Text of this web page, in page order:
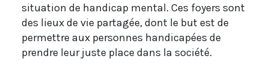
situation de handicap mental. Ces foyers sont
des lieux de vie partagée, dont le but est de
permettre aux personnes handicapées de
prendre leur juste place dans la société.